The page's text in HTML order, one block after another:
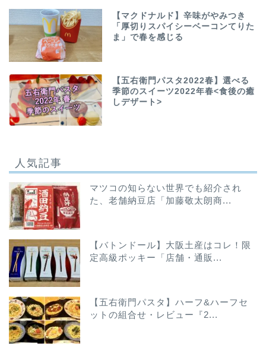
【マクドナルド】辛味がやみつき
「厚切りスパイシーベーコンてりた
ま」で春を感じる
【五右衛門パスタ2022春】選べる
季節のスイーツ2022年春<食後の癒
しデザート>
人気記事
マツコの知らない世界でも紹介され
た、老舗納豆店「加藤敬太朗商...
【バトンドール】大阪土産はコレ！限
定高級ポッキー「店舗・通販...
【五右衛門パスタ】ハーフ&ハーフセ
ットの組合せ・レビュー『2...